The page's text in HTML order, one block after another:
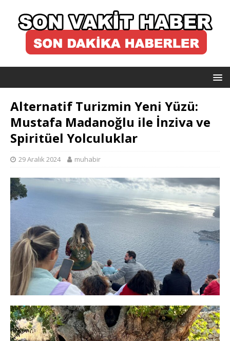
Alternatif Turizmin Yeni Yüzü:
Mustafa Madanoğlu ile İnziva ve
Spiritüel Yolculuklar
29 Aralık 2024 muhabir